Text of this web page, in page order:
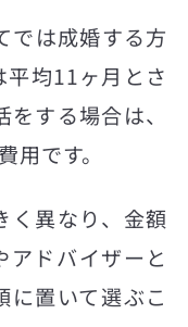
では成婚する方
均11ヶ月とさ
する場合は、
です。
く異なり、金額
アドバイザーと
に置いて選ぶこ